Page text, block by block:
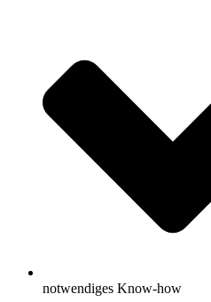
notwendiges Know-how